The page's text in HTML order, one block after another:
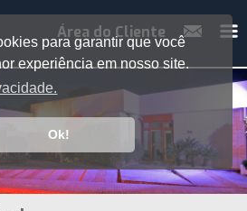
para garantir que você
experiência em nosso site.
Ok!
Área do Cliente